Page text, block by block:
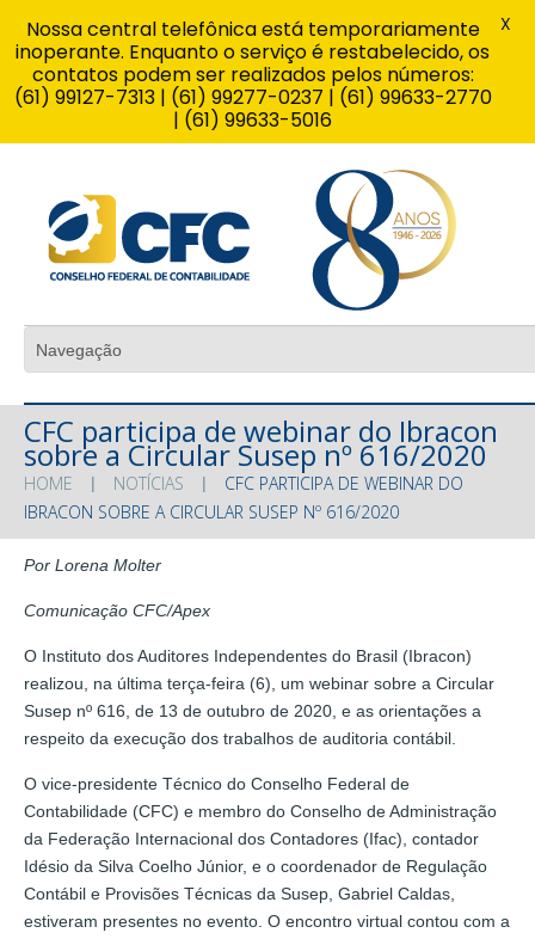
CFC participa de webinar do Ibracon
sobre a Circular Susep nº 616/2020
HOME NOTÍCIAS
CFC PARTICIPA DE WEBINAR DO
IBRACON SOBRE A CIRCULAR SUSEP Nº 616/2020
Por Lorena Molter
Comunicação CFC/Apex
O Instituto dos Auditores Independentes do Brasil (Ibracon)
realizou, na última terça-feira (6), um webinar sobre a Circular
Susep nº 616, de 13 de outubro de 2020, e as orientações a
respeito da execução dos trabalhos de auditoria contábil.
O vice-presidente Técnico do Conselho Federal de
Contabilidade (CFC) e membro do Conselho de Administração
da Federação Internacional dos Contadores (Ifac), contador
Idésio da Silva Coelho Júnior, e o coordenador de Regulação
Contábil e Provisões Técnicas da Susep, Gabriel Caldas,
estiveram presentes no evento. O encontro virtual contou com a
Nossa central telefônica está temporariamente
inoperante. Enquanto o serviço é restabelecido, os
contatos podem ser realizados pelos números:
(61) 99127-7313 | (61) 99277-0237 | (61) 99633-2770
| (61) 99633-5016
X